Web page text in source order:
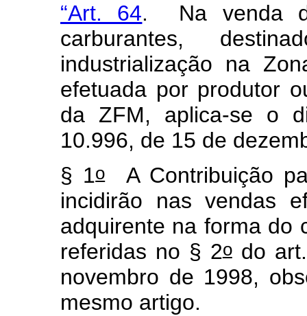
“Art. 64. Na venda
carburantes,
industrialização na
efetuada por produtor
da ZFM, aplica-se o
10.996, de 15 de
§ 1oA Contribuição
incidirão nas vendas
adquirente na forma do
referidas no § 2odo
novembro de 1998,
mesmo artigo.